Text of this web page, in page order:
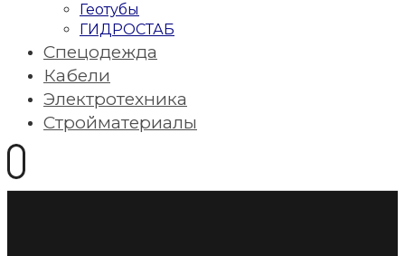
Геотубы
ГИДРОСТАБ
Спецодежда
Кабели
Электротехника
Стройматериалы